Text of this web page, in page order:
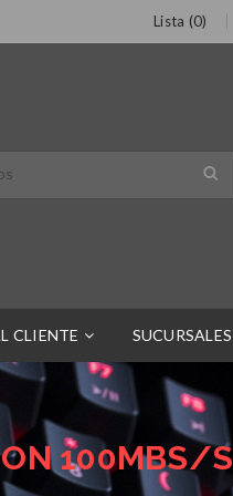
Lista (0)
CLIENTE SUCURSALES
100MBS/S